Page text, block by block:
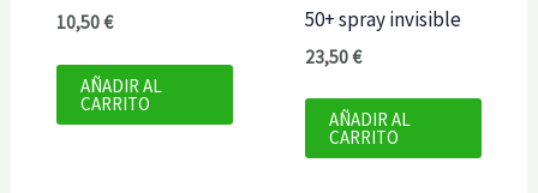
10,50€
AÑADIR AL
CARRITO
50+ spray invisible
23,50€
AÑADIR AL
CARRITO